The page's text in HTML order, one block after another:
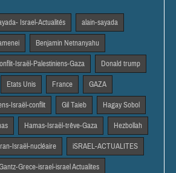
Israel-Actualités alain-sayada
Benjamin Netnanyahu
Israël-Palestiniens-Gaza Donald trump
Etats Unis France GAZA
Israël-conflit Gil Taieb Hagay Sobol
Hamas-Israël-trêve-Gaza Hezbollah
Israël-nucléaire iSRAEL-ACTUALITES
Grece-israel-israel Actualites